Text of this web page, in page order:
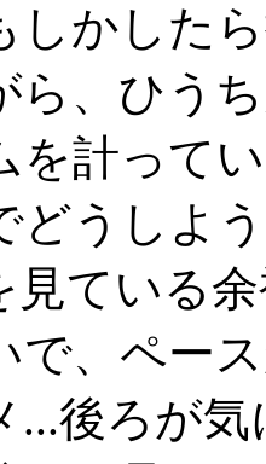
しかした
ら、ひう
を計って
どうしよ
見ている
で、ペー
...後ろが